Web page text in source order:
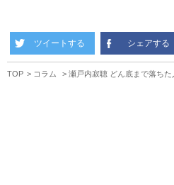
ツイートする シェアする
TOP コラム 瀬戸内寂聴 どん底まで落ち